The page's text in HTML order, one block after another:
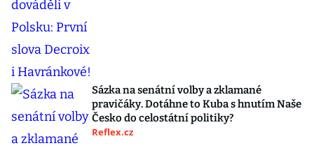
Sázka na senátní volby a zklamané
pravičáky. Dotáhne to Kuba s hnutím Naše
Česko do celostátní politiky?
Reflex.cz